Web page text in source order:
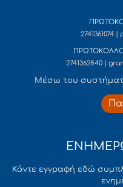
2741361074
2741362840 |
Mέσω του
Κάντε εγγραφή εδώ